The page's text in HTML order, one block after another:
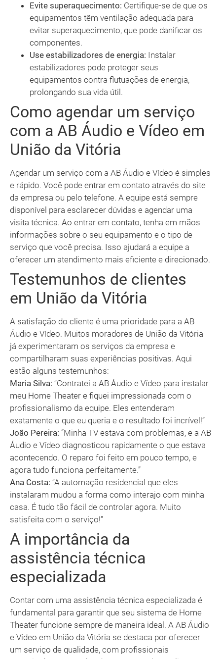
Evite superaquecimento: Certifique-se de que os
equipamentos têm ventilação adequada para
evitar superaquecimento, que pode danificar os
componentes.
Use estabilizadores de energia: Instalar
estabilizadores pode proteger seus
equipamentos contra flutuações de energia,
prolongando sua vida útil.
Como agendar um serviço
com a AB Áudio e Vídeo em
União da Vitória
Agendar um serviço com a AB Áudio e Vídeo é simples
e rápido. Você pode entrar em contato através do site
da empresa ou pelo telefone. A equipe está sempre
disponível para esclarecer dúvidas e agendar uma
visita técnica. Ao entrar em contato, tenha em mãos
informações sobre o seu equipamento e o tipo de
serviço que você precisa. Isso ajudará a equipe a
oferecer um atendimento mais eficiente e direcionado.
Testemunhos de clientes
em União da Vitória
A satisfação do cliente é uma prioridade para a AB
Áudio e Vídeo. Muitos moradores de União da Vitória
já experimentaram os serviços da empresa e
compartilharam suas experiências positivas. Aqui
estão alguns testemunhos:
Maria Silva: “Contratei a AB Áudio e Vídeo para instalar
meu Home Theater e fiquei impressionada com o
profissionalismo da equipe. Eles entenderam
exatamente o que eu queria e o resultado foi incrível!”
João Pereira: “Minha TV estava com problemas, e a AB
Áudio e Vídeo diagnosticou rapidamente o que estava
acontecendo. O reparo foi feito em pouco tempo, e
agora tudo funciona perfeitamente.”
Ana Costa: “A automação residencial que eles
instalaram mudou a forma como interajo com minha
casa. É tudo tão fácil de controlar agora. Muito
satisfeita com o serviço!”
A importância da
assistência técnica
especializada
Contar com uma assistência técnica especializada é
fundamental para garantir que seu sistema de Home
Theater funcione sempre de maneira ideal. A AB Áudio
e Vídeo em União da Vitória se destaca por oferecer
um serviço de qualidade, com profissionais